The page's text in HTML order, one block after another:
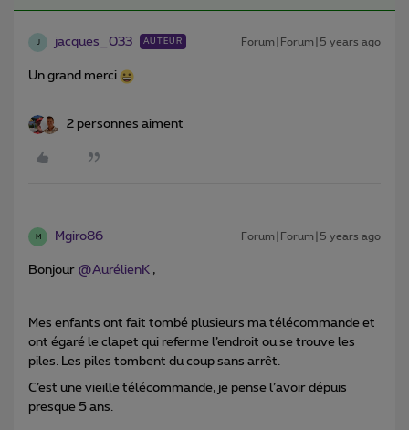
jacques_033 AUTEUR Forum|Forum|5 years ago
Un grand merci
2 personnes aiment
M Mgiro86 Forum|Forum|5 years ago
Bonjour @AurélienK ,
Mes enfants ont fait tombé plusieurs ma télécommande et
ont égaré le clapet qui referme l’endroit ou se trouve les
piles. Les piles tombent du coup sans arrêt.
C’est une vieille télécommande, je pense l’avoir dépuis
presque 5 ans.